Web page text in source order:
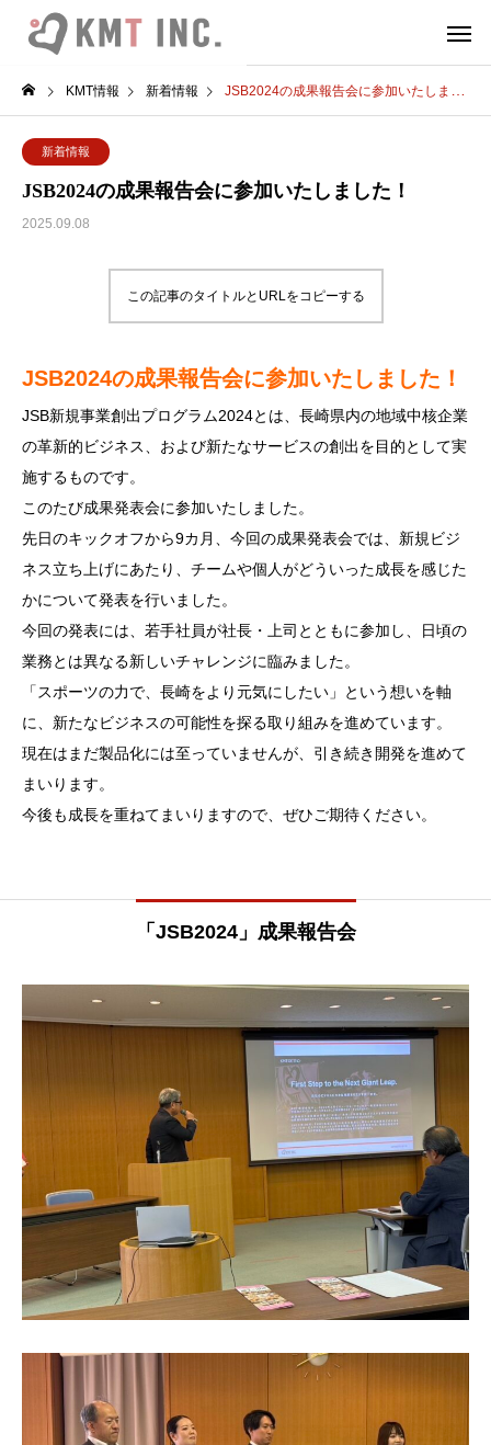
KMT情報 新着情報 JSB2024の成果報告会に参加いたしました！
新着情報
JSB2024の成果報告会に参加いたしました！
2025.09.08
この記事のタイトルとURLをコピーする
JSB2024の成果報告会に参加いたしました！
JSB新規事業創出プログラム2024とは、長崎県内の地域中核企業
の革新的ビジネス、および新たなサービスの創出を目的として実
施するものです。
このたび成果発表会に参加いたしました。
先日のキックオフから9カ月、今回の成果発表会では、新規ビジ
ネス立ち上げにあたり、チームや個人がどういった成長を感じた
かについて発表を行いました。
今回の発表には、若手社員が社長・上司とともに参加し、日頃の
業務とは異なる新しいチャレンジに臨みました。
「スポーツの力で、長崎をより元気にしたい」という想いを軸
に、新たなビジネスの可能性を探る取り組みを進めています。
現在はまだ製品化には至っていませんが、引き続き開発を進めて
まいります。
今後も成長を重ねてまいりますので、ぜひご期待ください。
「JSB2024」成果報告会